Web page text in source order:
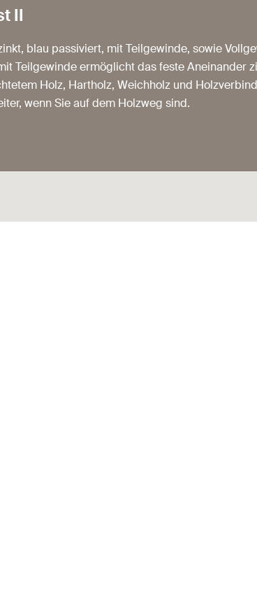
II
blau passiviert, mit Teilgewinde, sowie
Teilgewinde ermöglicht das feste Aneinander
Holz, Hartholz, Weichholz und
wenn Sie auf dem Holzweg sind.